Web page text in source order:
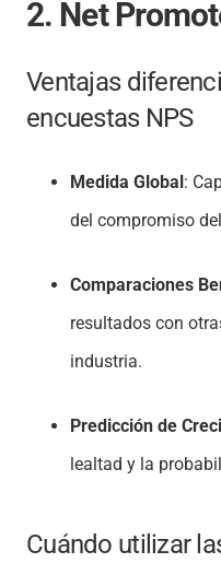
2. Net
Ventajas
encuestas NPS
Medida Global:
del compromiso
Comparaciones
resultados con
industria.
Predicción de
lealtad y la
Cuándo utilizar